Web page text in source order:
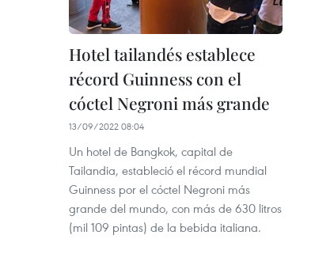
Hotel tailandés establece
récord Guinness con el
cóctel Negroni más grande
13/09/2022 08:04
Un hotel de Bangkok, capital de
Tailandia, estableció el récord mundial
Guinness por el cóctel Negroni más
grande del mundo, con más de 630 litros
(mil 109 pintas) de la bebida italiana.